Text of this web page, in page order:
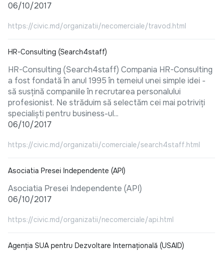
06/10/2017
https://civic.md/organizatii/necomerciale/travod.html
HR-Consulting (Search4staff)
HR-Consulting (Search4staff) Compania HR-Consulting
a fost fondată în anul 1995 în temeiul unei simple idei -
să susţină companiile în recrutarea personalului
profesionist. Ne străduim să selectăm cei mai potriviți
specialiști pentru business-ul...
06/10/2017
https://civic.md/organizatii/comerciale/search4staff.html
Asociatia Presei Independente (API)
Asociatia Presei Independente (API)
06/10/2017
https://civic.md/organizatii/necomerciale/api.html
Agenția SUA pentru Dezvoltare Internațională (USAID)